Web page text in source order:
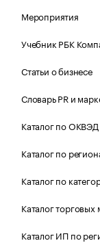
Мероприятия
Учебник РБК
Статьи о бизнесе
Словарь PR и
Каталог по ОКВЭД
Каталог по
Каталог по
Каталог торговых
Каталог ИП по